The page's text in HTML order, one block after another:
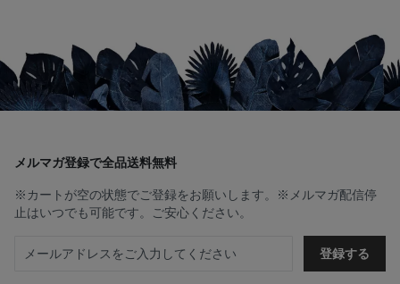
メルマガ登録で全品送料無料
※カートが空の状態でご登録をお願いします。※メルマガ配信停
止はいつでも可能です。ご安心ください。
登録する